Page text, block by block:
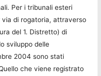
Per i tribunali esteri
di rogatoria, attraverso
del 1. Distretto) di
sviluppo delle
2004 sono stati
che viene registrato